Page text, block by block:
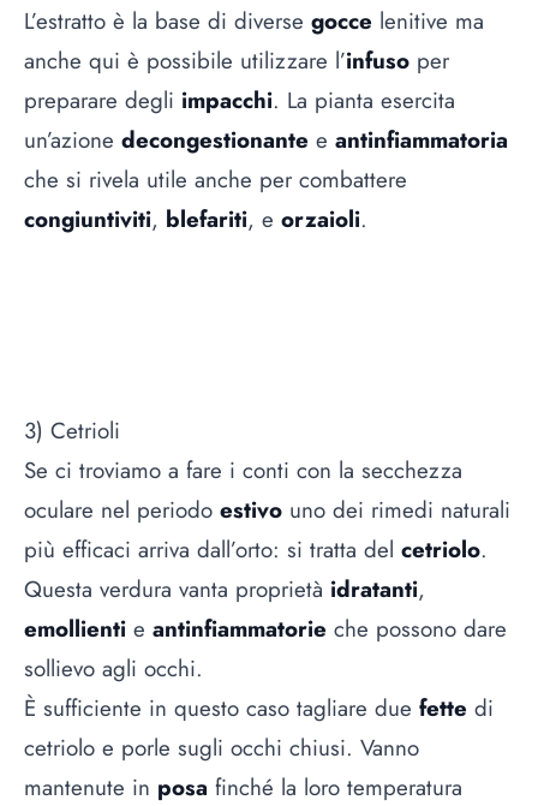
L’estratto è la base di diverse gocce lenitive ma
anche qui è possibile utilizzare l’infuso per
preparare degli impacchi. La pianta esercita
un’azione decongestionante e antinfiammatoria
che si rivela utile anche per combattere
congiuntiviti, blefariti, e orzaioli.
3) Cetrioli
Se ci troviamo a fare i conti con la secchezza
oculare nel periodo estivo uno dei rimedi naturali
più efficaci arriva dall’orto: si tratta del cetriolo.
Questa verdura vanta proprietà idratanti,
emollienti e antinfiammatorie che possono dare
sollievo agli occhi.
È sufficiente in questo caso tagliare due fette di
cetriolo e porle sugli occhi chiusi. Vanno
mantenute in posa finché la loro temperatura